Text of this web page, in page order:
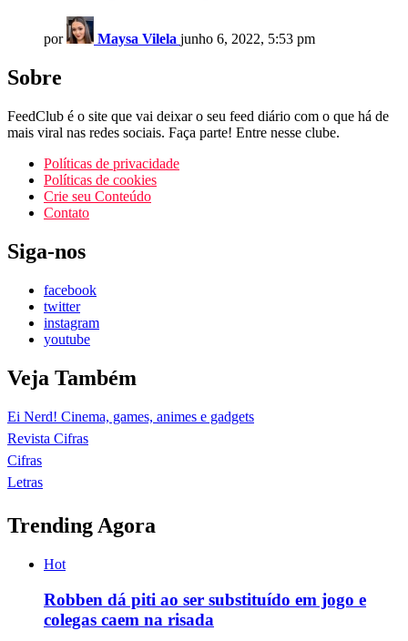
por Maysa Vilela junho 6, 2022, 5:53 pm
Sobre
FeedClub é o site que vai deixar o seu feed diário com o que há de
mais viral nas redes sociais. Faça parte! Entre nesse clube.
Políticas de privacidade
Políticas de cookies
Crie seu Conteúdo
Contato
Siga-nos
facebook
twitter
instagram
youtube
Veja Também
Ei Nerd! Cinema, games, animes e gadgets
Revista Cifras
Cifras
Letras
Trending Agora
Hot
Robben dá piti ao ser substituído em jogo e
colegas caem na risada